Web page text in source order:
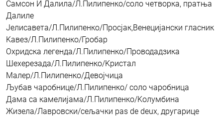
Самсон И Далила/Л.Пилипенко/соло четворка, пратња
Далиле
Јелисавета/Л.Пилипенко/Просјак,Венецијански гласник
Kавез/Л.Пилипенко/Гробар
Охридска легенда/Л.Пилипенко/Проводадзика
Шехерезада/Л.Пилипенко/Kристал
Малер/Л.Пилипенко/Девојчица
Љубав чаробнице/Л.Пилипенко/ соло чаробница
Дама са камелијама/Л.Пилипенко/Kолумбина
Жизела/Лавровски/сељачки pas de deux, другарице